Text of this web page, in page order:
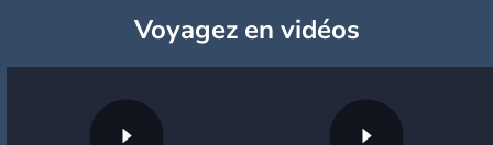
Voyagezen vidéos